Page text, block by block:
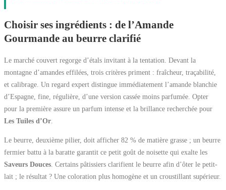
Choisir ses ingrédients : de l’Amande
Gourmande au beurre clarifié
Le marché couvert regorge d’étals invitant à la tentation. Devant la
montagne d’amandes effilées, trois critères priment : fraîcheur, traçabilité,
et calibrage. Un regard expert distingue immédiatement l’amande blanchie
d’Espagne, fine, régulière, d’une version cassée moins parfumée. Opter
pour la première assure un parfum intense et la brillance recherchée pour
Les Tuiles d’Or
Le beurre, deuxième pilier, doit afficher 82 % de matière grasse ; un beurre
fermier battu à la baratte garantit ce petit goût de noisette qui exalte les
Saveurs Douces. Certains pâtissiers clarifient le beurre afin d’ôter le petit-
lait ; le résultat ? Une coloration plus homogène et un croustillant supérieur.